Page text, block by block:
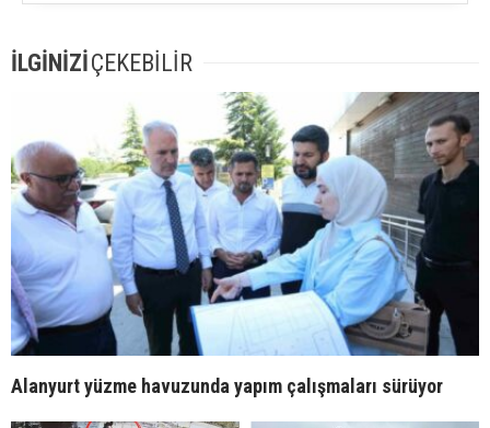
İLGİNİZİÇEKEBİLİR
Alanyurt yüzme havuzunda yapım çalışmaları sürüyor